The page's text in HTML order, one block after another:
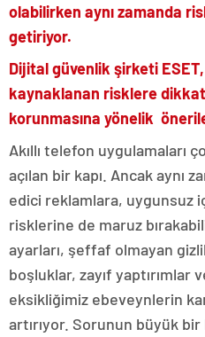
olabilirken aynı zamanda
getiriyor.
Dijital güvenlik şirketi
kaynaklanan risklere
korunmasına yönelik
Akıllı telefon uygulamaları
açılan bir kapı. Ancak aynı
edici reklamlara, uygunsuz
risklerine de maruz
ayarları, şeffaf olmayan
boşluklar, zayıf yaptırımlar
eksikliğimiz ebeveynlerin
artırıyor. Sorunun büyük bir